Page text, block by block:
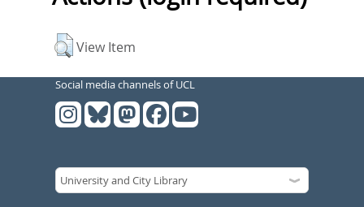
View Item
Social media channels of UCL